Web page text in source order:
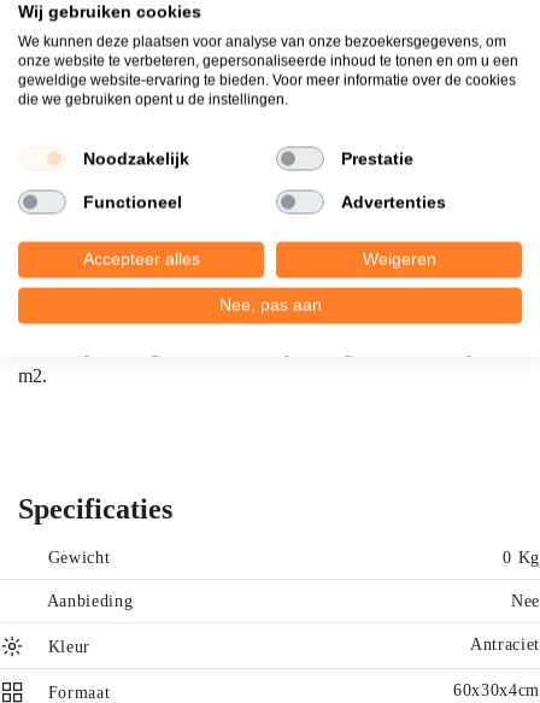
Productomschrijving
verschillende formaten verkrijgbaar! Tuintegels die ook uw tuin
net dat stukje extra geven. Onze 60Plus Soft Comfort tegels zijn
zeer populair door kleur en formaat! frisse en eigentijdse kleuren
en verkrijgbaar in diverse formaten. De Soft Comfort tegels
hebben een veredelingsbehandeling gekregen waardoor ze zijde
m2.
Specificaties
Gewicht 0 Kg
Aanbieding Nee
Kleur Antraciet
Formaat 60x30x4cm
Wij gebruiken cookies
We kunnen deze plaatsen voor analyse van onze bezoekersgegevens, om
onze website te verbeteren, gepersonaliseerde inhoud te tonen en om u een
geweldige website-ervaring te bieden. Voor meer informatie over de cookies
die we gebruiken opent u de instellingen.
Noodzakelijk Prestatie
Functioneel Advertenties
Accepteer alles Weigeren
Nee, pas aan